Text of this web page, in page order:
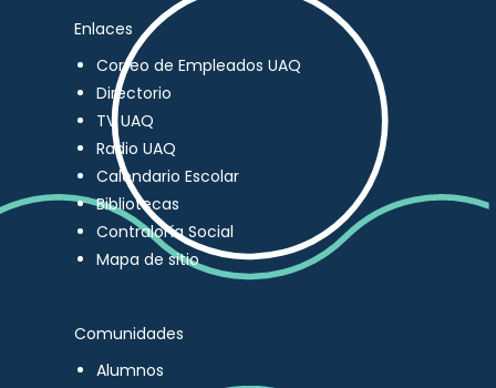
Enlaces
Correo de Empleados UAQ
Directorio
TV UAQ
Radio UAQ
Calendario Escolar
Bibliotecas
Contraloría Social
Mapa de sitio
Comunidades
Alumnos